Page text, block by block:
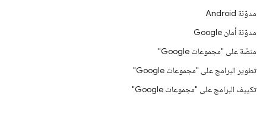
مدوّنة Android
مدوّنة أمان Google
منصّة على "مجموعات Google"
تطوير البرامج على "مجموعات Google"
تكييف البرامج على "مجموعات Google"